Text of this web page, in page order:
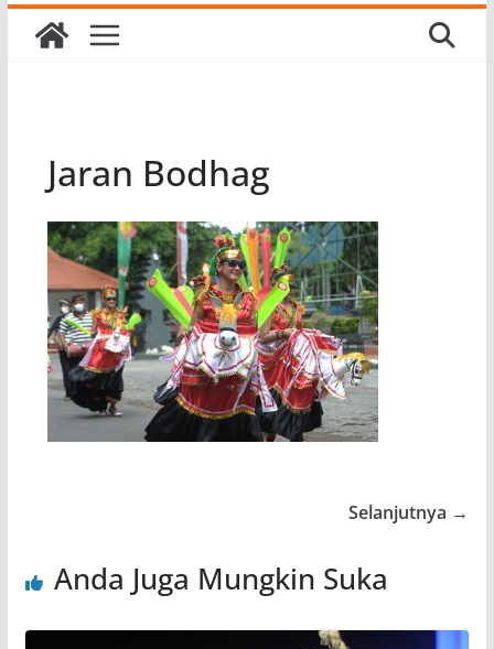
Jaran Bodhag
Selanjutnya →
Anda Juga Mungkin Suka